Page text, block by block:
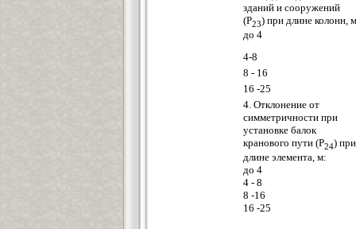
зданий и сооружений
(Р23) при длине колонн,
до 4
4-8
8 - 16
16 -25
4. Отклонение от
симметричности при
установке балок
кранового пути (Р24) при
длине элемента, м:
до 4
4 - 8
8 -16
16 -25